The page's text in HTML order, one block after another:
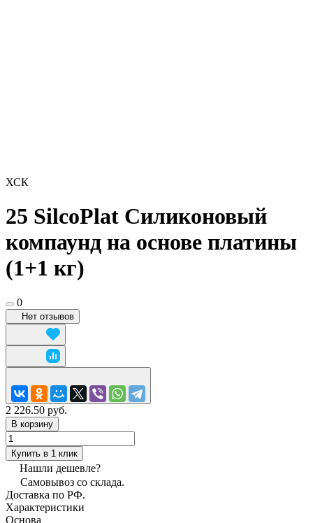
ХСК
25 SilcoPlat Силиконовый
компаунд на основе платины
(1+1 кг)
0
Нет отзывов
2 226.50 руб.
В корзину
Купить в 1 клик
Нашли дешевле?
Самовывоз со склада.
Доставка по РФ.
Характеристики
Основа